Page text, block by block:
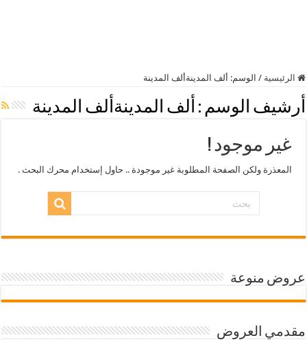
الرئيسية / الوسم: ألف المدينةألف المدينة
أرشيف الوسم : ألف المدينةألف المدينة
غير موجود !
المعذرة ولكن الصفحة المطلوبة غير موجودة .. حاول إستخدام محرك البحث .
عروض منوعة
مقدمي العروض